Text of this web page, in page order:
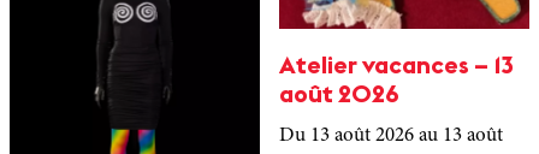
Atelier vacances – 13
août 2026
Du 13 août 2026 au 13 août